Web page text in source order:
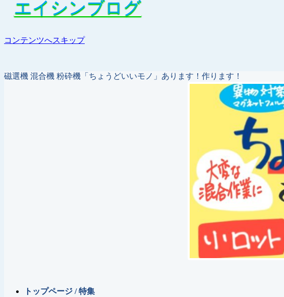
コンテンツへスキップ
磁選機 混合機 粉砕機「ちょうどいいモノ」あります！作ります！
エイシンブログ
化学、医薬など実験や
トップページ / 特集
エイシンブログ